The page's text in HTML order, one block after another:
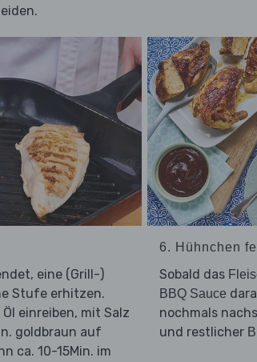
eine (Grill-)
Stufe erhitzen.
einreiben, mit Salz
goldbraun auf
ca. 10-15Min. im
6. Hühnchen
Sobald das
BBQ Sauce
nochmals
und restlicher